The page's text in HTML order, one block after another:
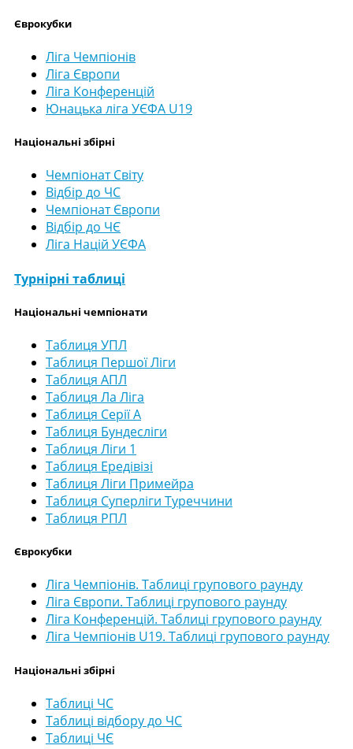
Єврокубки
Ліга Чемпіонів
Ліга Європи
Ліга Конференцій
Юнацька ліга УЄФА U19
Національні збірні
Чемпіонат Світу
Відбір до ЧС
Чемпіонат Європи
Відбір до ЧЄ
Ліга Націй УЄФА
Турнірні таблиці
Національні чемпіонати
Таблиця УПЛ
Таблиця Першої Ліги
Таблиця АПЛ
Таблиця Ла Ліга
Таблиця Серії А
Таблиця Бундесліги
Таблиця Ліги 1
Таблиця Ередівізі
Таблиця Ліги Примейра
Таблиця Суперліги Туреччини
Таблиця РПЛ
Єврокубки
Ліга Чемпіонів. Таблиці групового раунду
Ліга Європи. Таблиці групового раунду
Ліга Конференцій. Таблиці групового раунду
Ліга Чемпіонів U19. Таблиці групового раунду
Національні збірні
Таблиці ЧС
Таблиці відбору до ЧС
Таблиці ЧЄ